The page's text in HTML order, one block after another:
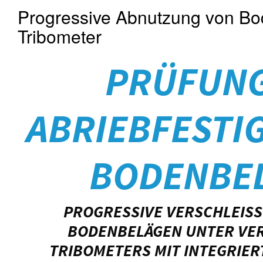
Progressive Abnutzung von
Tribometer
PROGRESSIVE
ODENBELÄGEN UNTER
RIBOMETERS MIT